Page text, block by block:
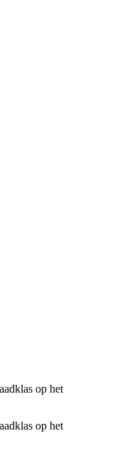
op het
op het